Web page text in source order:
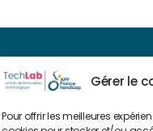
Gérer le
Pour offrir les meilleures